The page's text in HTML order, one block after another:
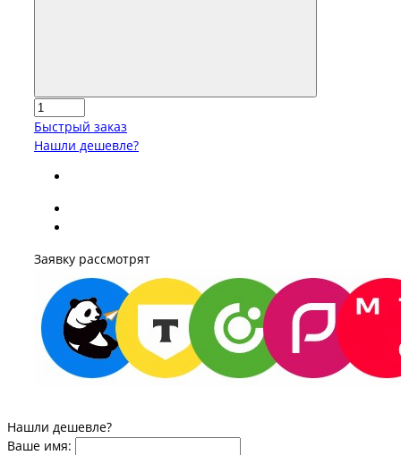
Быстрый заказ
Нашли дешевле?
Заявку рассмотрят
Нашли дешевле?
Ваше имя: